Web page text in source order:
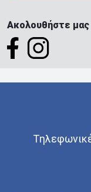
Ακολουθήστε μας